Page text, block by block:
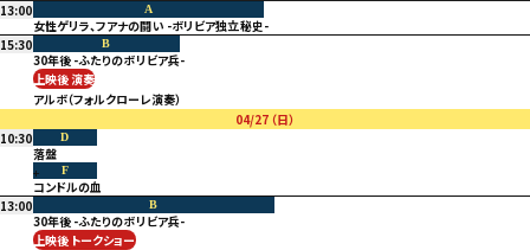
13:00
A
女性ゲリラ、フアナの闘い -ボリビア独立秘史-
15:30
B
30年後 -ふたりのボリビア兵-
上映後 演奏
アルボ（フォルクローレ演奏）
04/27 （日）
10:30
D
落盤
F
コンドルの血
13:00
B
30年後 -ふたりのボリビア兵-
上映後 トークショー